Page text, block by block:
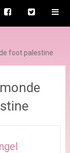
foot palestine